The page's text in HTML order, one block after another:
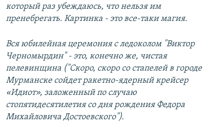
который раз убеждаюсь, что нельзя им
пренебрегать. Картинка - это все-таки магия.
Вся юбилейная церемония с ледоколом "Виктор
Черномырдин" - это, конечно же, чистая
пелевинщина ("Скоро, скоро со стапелей в городе
Мурманске сойдет ракетно-ядерный крейсер
«Идиот», заложенный по случаю
стопятидесятилетия со дня рождения Федора
Михайловича Достоевского").